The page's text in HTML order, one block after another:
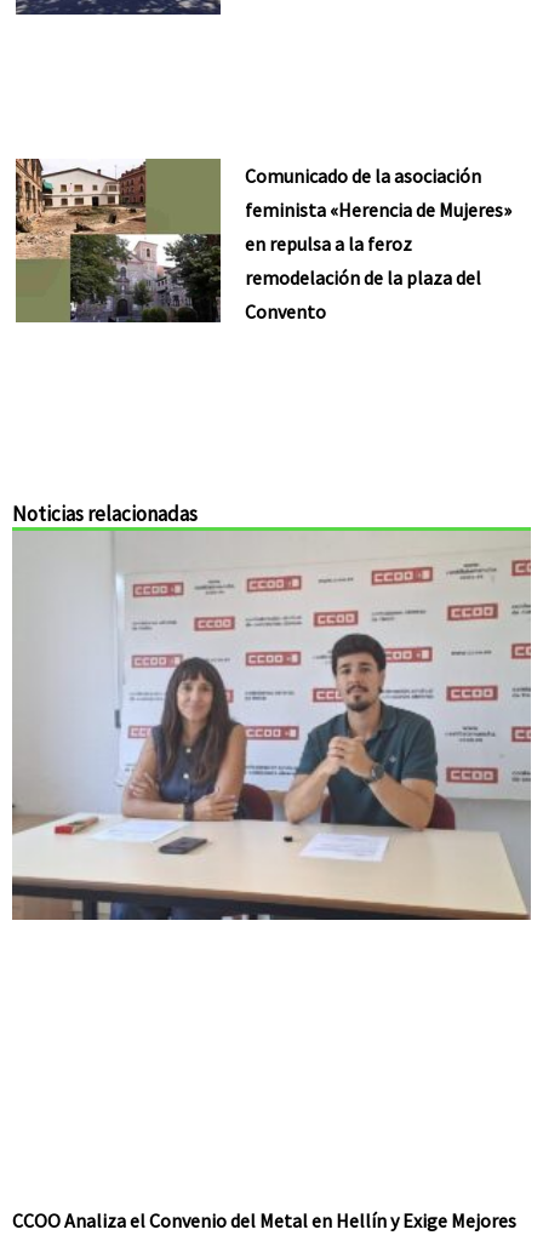
Comunicado de la asociación
feminista «Herencia de Mujeres»
en repulsa a la feroz
remodelación de la plaza del
Convento
Noticias relacionadas
CCOO Analiza el Convenio del Metal en Hellín y Exige Mejores